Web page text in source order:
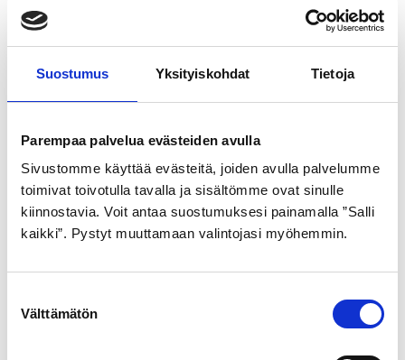
Suostumus Yksityiskohdat Tietoja
Parempaa palvelua evästeiden avulla
Sivustomme käyttää evästeitä, joiden avulla palvelumme
toimivat toivotulla tavalla ja sisältömme ovat sinulle
kiinnostavia. Voit antaa suostumuksesi painamalla ”Salli
kaikki”. Pystyt muuttamaan valintojasi myöhemmin.
Välttämätön
Tutustu myös
GOLDEN BOY
099
SCHWALBE